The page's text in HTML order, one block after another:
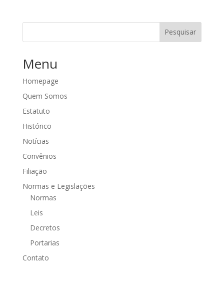
Pesquisar
Menu
Homepage
Quem Somos
Estatuto
Histórico
Notícias
Convênios
Filiação
Normas e Legislações
Normas
Leis
Decretos
Portarias
Contato